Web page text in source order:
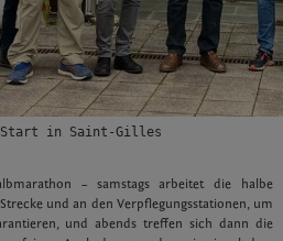
Start in Saint-Gilles
– samstags arbeitet die halbe
und an den Verpflegungsstationen, um
und abends treffen sich dann die